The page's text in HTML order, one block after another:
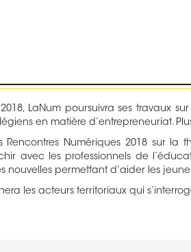
LaNum poursuivra ses travaux
en matière d’entrepreneuriat.
Rencontres Numériques 2018 sur
avec les professionnels de
nouvelles permettant d’aider les
les acteurs territoriaux qui